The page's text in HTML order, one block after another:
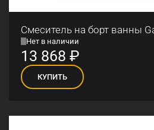
Смеситель на борт ванны
Нет в наличии
13 868 ₽
КУПИТЬ